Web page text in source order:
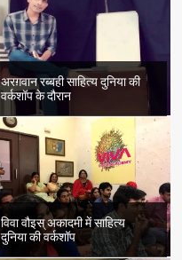
अरग़वान रब्बही साहित्य दुनिया की
वर्कशॉप के दौरान
विवा वौइस् अकादमी में साहित्य
दुनिया की वर्कशॉप